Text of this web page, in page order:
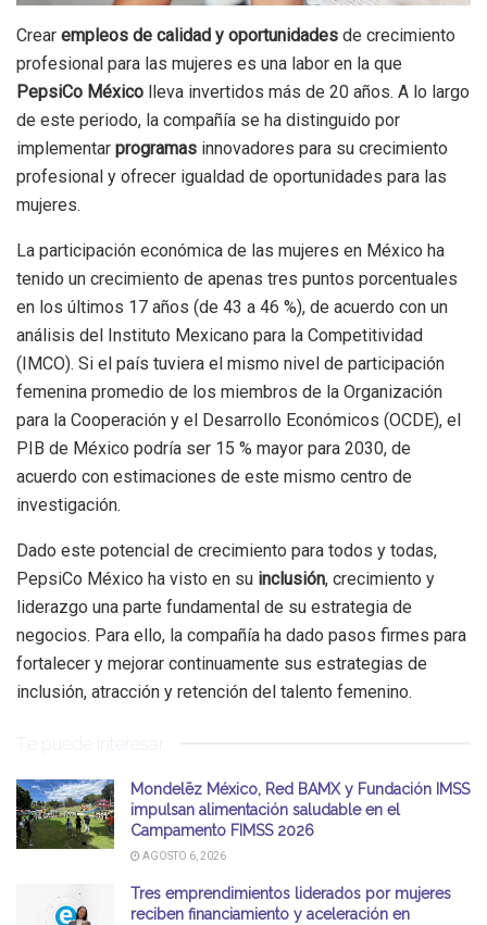
Crear empleos de calidad y oportunidades de crecimiento
profesional para las mujeres es una labor en la que
PepsiCo México lleva invertidos más de 20 años. A lo largo
de este periodo, la compañía se ha distinguido por
implementar programas innovadores para su crecimiento
profesional y ofrecer igualdad de oportunidades para las
mujeres.
La participación económica de las mujeres en México ha
tenido un crecimiento de apenas tres puntos porcentuales
en los últimos 17 años (de 43 a 46 %), de acuerdo con un
análisis del Instituto Mexicano para la Competitividad
(IMCO). Si el país tuviera el mismo nivel de participación
femenina promedio de los miembros de la Organización
para la Cooperación y el Desarrollo Económicos (OCDE), el
PIB de México podría ser 15 % mayor para 2030, de
acuerdo con estimaciones de este mismo centro de
investigación.
Dado este potencial de crecimiento para todos y todas,
PepsiCo México ha visto en su inclusión, crecimiento y
liderazgo una parte fundamental de su estrategia de
negocios. Para ello, la compañía ha dado pasos firmes para
fortalecer y mejorar continuamente sus estrategias de
inclusión, atracción y retención del talento femenino.
Te puede interesar
Mondelēz México, Red BAMX y Fundación IMSS
impulsan alimentación saludable en el
Campamento FIMSS 2026
AGOSTO 6, 2026
Tres emprendimientos liderados por mujeres
reciben financiamiento y aceleración en